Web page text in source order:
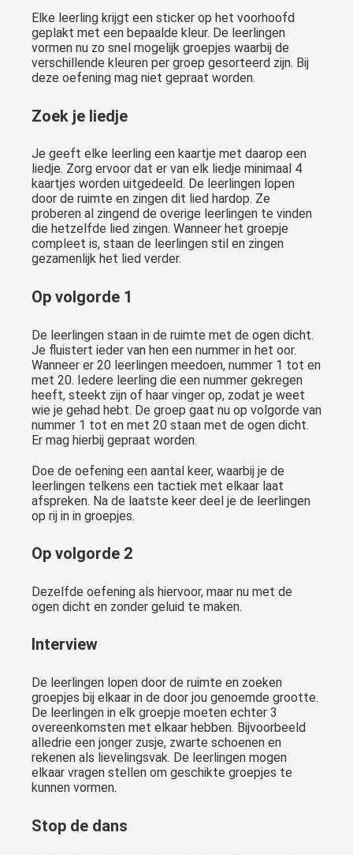
Elke leerling krijgt een sticker op het voorhoofd
geplakt met een bepaalde kleur. De leerlingen
vormen nu zo snel mogelijk groepjes waarbij de
verschillende kleuren per groep gesorteerd zijn. Bij
deze oefening mag niet gepraat worden.
Zoek je liedje
Je geeft elke leerling een kaartje met daarop een
liedje. Zorg ervoor dat er van elk liedje minimaal 4
kaartjes worden uitgedeeld. De leerlingen lopen
door de ruimte en zingen dit lied hardop. Ze
proberen al zingend de overige leerlingen te vinden
die hetzelfde lied zingen. Wanneer het groepje
compleet is, staan de leerlingen stil en zingen
gezamenlijk het lied verder.
Op volgorde 1
De leerlingen staan in de ruimte met de ogen dicht.
Je fluistert ieder van hen een nummer in het oor.
Wanneer er 20 leerlingen meedoen, nummer 1 tot en
met 20. Iedere leerling die een nummer gekregen
heeft, steekt zijn of haar vinger op, zodat je weet
wie je gehad hebt. De groep gaat nu op volgorde van
nummer 1 tot en met 20 staan met de ogen dicht.
Er mag hierbij gepraat worden.
Doe de oefening een aantal keer, waarbij je de
leerlingen telkens een tactiek met elkaar laat
afspreken. Na de laatste keer deel je de leerlingen
op rij in in groepjes.
Op volgorde 2
Dezelfde oefening als hiervoor, maar nu met de
ogen dicht en zonder geluid te maken.
Interview
De leerlingen lopen door de ruimte en zoeken
groepjes bij elkaar in de door jou genoemde grootte.
De leerlingen in elk groepje moeten echter 3
overeenkomsten met elkaar hebben. Bijvoorbeeld
alledrie een jonger zusje, zwarte schoenen en
rekenen als lievelingsvak. De leerlingen mogen
elkaar vragen stellen om geschikte groepjes te
kunnen vormen.
Stop de dans